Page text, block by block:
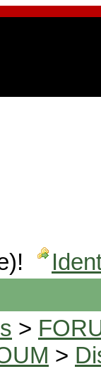
>
>